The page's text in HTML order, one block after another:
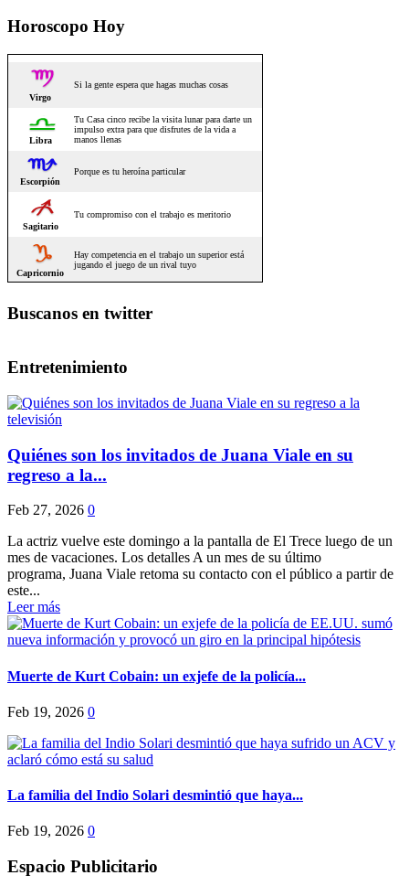
Horoscopo Hoy
Buscanos en twitter
Entretenimiento
Quiénes son los invitados de Juana Viale en su
regreso a la...
Feb 27, 2026 0
La actriz vuelve este domingo a la pantalla de El Trece luego de un
mes de vacaciones. Los detalles A un mes de su último
programa, Juana Viale retoma su contacto con el público a partir de
este...
Leer más
Muerte de Kurt Cobain: un exjefe de la policía...
Feb 19, 2026 0
La familia del Indio Solari desmintió que haya...
Feb 19, 2026 0
Espacio Publicitario